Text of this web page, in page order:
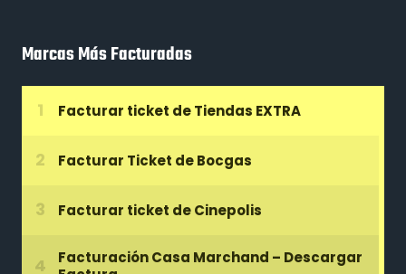
Marcas Más Facturadas